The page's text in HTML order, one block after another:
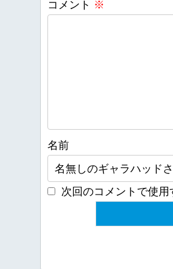
コメント ※
名前
次回のコメントで使用